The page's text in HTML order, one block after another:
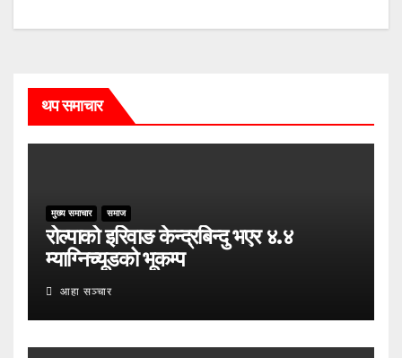
थप समाचार
मुख्य समाचार समाज
रोल्पाको इरिवाङ केन्द्रबिन्दु भएर ४.४
म्याग्निच्यूडको भूकम्प
आहा सञ्चार